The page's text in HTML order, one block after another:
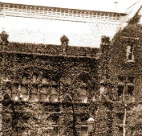
像许可方（甲方）和使用
甲乙双方就带有甲方肖像
中的肖像权人，自愿将自
像许可方（甲方）和使用
甲乙双方就带有甲方肖像
中的肖像权人，自愿将自
像许可方（甲方）和使用
甲乙双方就带有甲方肖像
中的肖像权人，自愿将自